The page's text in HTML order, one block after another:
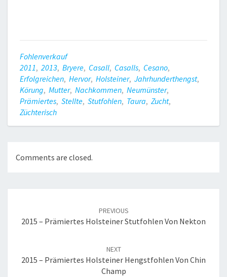
Fohlenverkauf
2011, 2013, Bryere, Casall, Casalls, Cesano,
Erfolgreichen, Hervor, Holsteiner, Jahrhunderthengst,
Körung, Mutter, Nachkommen, Neumünster,
Prämiertes, Stellte, Stutfohlen, Taura, Zucht,
Züchterisch
Comments are closed.
PREVIOUS
2015 – Prämiertes Holsteiner Stutfohlen Von Nekton
NEXT
2015 – Prämiertes Holsteiner Hengstfohlen Von Chin
Champ